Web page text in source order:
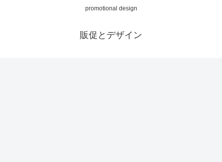
promotional design
販促とデザイン